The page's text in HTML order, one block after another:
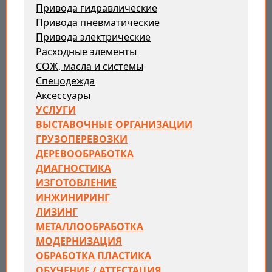
Привода гидравлические
Привода пневматические
Привода электрические
Расходные элементы
СОЖ, масла и системы
Спецодежда
Аксессуары
УСЛУГИ
ВЫСТАВОЧНЫЕ ОРГАНИЗАЦИИ
ГРУЗОПЕРЕВОЗКИ
ДЕРЕВООБРАБОТКА
ДИАГНОСТИКА
ИЗГОТОВЛЕНИЕ
ИНЖИНИРИНГ
ЛИЗИНГ
МЕТАЛЛООБРАБОТКА
МОДЕРНИЗАЦИЯ
ОБРАБОТКА ПЛАСТИКА